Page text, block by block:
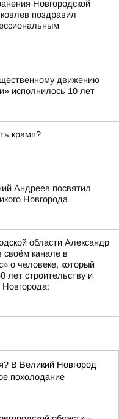
Новгородской
поздравил
движению
исполнилось 10 лет
крамп?
Андреев посвятил
Новгорода
области Александр
своём канале в
о человеке, который
лет строительству и
Новгорода:
В Великий Новгород
похолодание